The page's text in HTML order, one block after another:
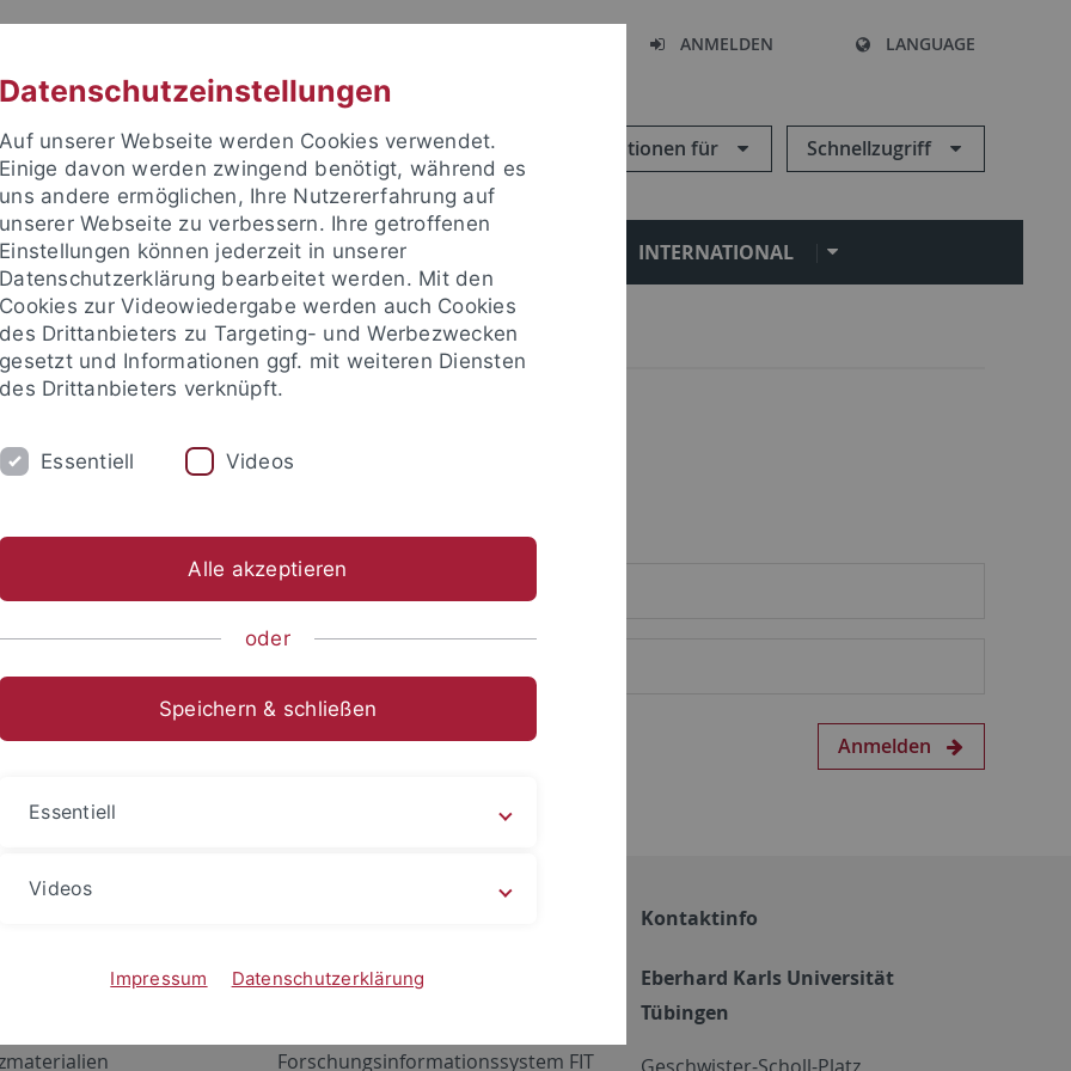
ANMELDEN LANGUAGE
Informationen für Schnellzugriff
FORSCHUNG EINRICHTUNGEN INTERNATIONAL
um sich anzumelden:
Anmelden
Netzwerk
ALMA
Forschungsinformationssystem FIT
Kontaktinfo
Eberhard Karls Universität
Tübingen
Datenschutzeinstellungen
Auf unserer Webseite werden Cookies verwendet.
Einige davon werden zwingend benötigt, während es
uns andere ermöglichen, Ihre Nutzererfahrung auf
unserer Webseite zu verbessern. Ihre getroffenen
Einstellungen können jederzeit in unserer
Datenschutzerklärung bearbeitet werden. Mit den
Cookies zur Videowiedergabe werden auch Cookies
des Drittanbieters zu Targeting- und Werbezwecken
gesetzt und Informationen ggf. mit weiteren Diensten
des Drittanbieters verknüpft.
Essentiell Videos
Alle akzeptieren
oder
Speichern & schließen
Essentiell
Videos
Impressum Datenschutzerklärung